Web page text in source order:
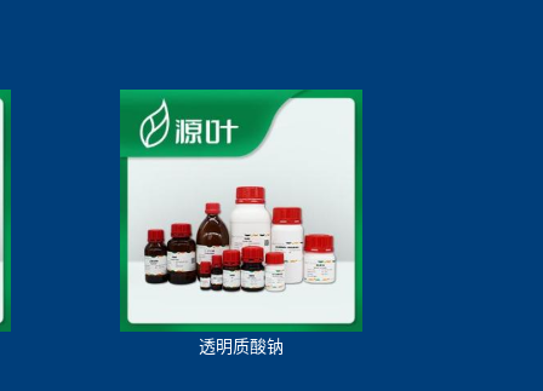
透明质酸钠